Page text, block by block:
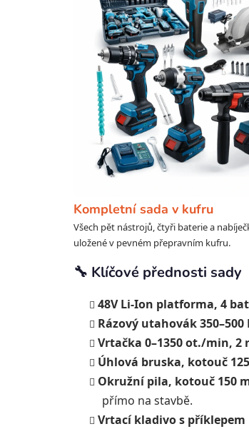
Kompletní sada v kufru
Všech pět nástrojů, čtyři baterie a
uložené v pevném přepravním kufru.
🔧 Klíčové přednosti sady
48V Li-Ion platforma, 4
Rázový utahovák
Vrtačka 0–1350 ot./min, 2
Úhlová bruska, kotouč
Okružní pila, kotouč 150
přímo na stavbě.
Vrtací kladivo s